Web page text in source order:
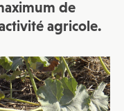
de
agricole.